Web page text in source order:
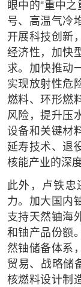
眼中的“重中
号、高温气冷
开展科技创新
经济性，加快
求。加快推动
实现放射性危
燃料、环形燃
风险，提升压
设备和关键材
延寿技术、退
核能产业的深
此外，卢铁忠
力。加大国内
支持天然铀海
和铀产品份额
然铀储备体系
贸易、战略储
核燃料设计制